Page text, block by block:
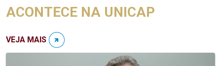
ACONTECE NA UNICAP
VEJA MAIS